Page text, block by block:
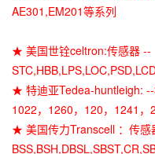
AE301,EM201等系列
★ 美国世铨celtron:传感器 --
★ 特迪亚Tedea-huntleigh: --
1022，1260，120，1241，
★ 美国传力Transcell ：传感